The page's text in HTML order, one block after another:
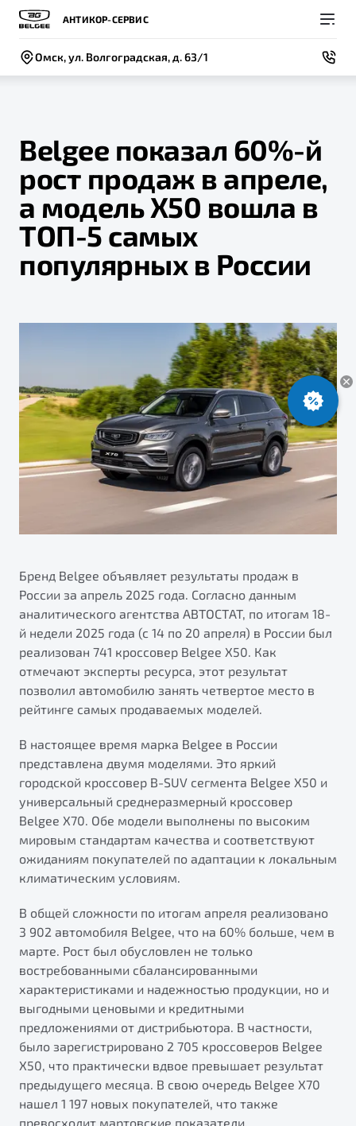
АНТИКОР-СЕРВИС
Омск, ул. Волгоградская, д. 63/1
Модели
Новый
X50+
Яркий кроссовер
от 2 219 990 ₽*
В наличии
S50
Элегантный и практичный седан
Обзор В наличии
X70
Универсальный кроссовер
от 2 499 990 ₽*
Покупателям
ВЫБОР И ПОКУПКА
Автомобили в наличии
Спецпредложения и Акции
Трейд-ин
Страхование
Расчет КАСКО
Узнайте о специальных выгодах при покупке
автомобиля Belgee
Подробно
Автомобили в наличии
Тест-драйв
Автокредит
Спецпредложения
Владельцам
СЕРВИС
Записаться на сервис
Руководство по эксплуатации
Гарантия Belgee
Клиентская поддержка
Помощь на дорогах
Реферальная программа
Будьте еще более уверены на дорогах с программой
"Помощь на дорогах"
Преимущества программы
Запись на сервис
Калькулятор ТО
Клиентская поддержка
О компании
СОБЫТИЯ
Новости
Контакты
Правовая информация
Belgee показал 60%-й
рост продаж в апреле,
а модель X50 вошла в
ТОП-5 самых
популярных в России
Бренд Belgee объявляет результаты продаж в
России за апрель 2025 года. Согласно данным
аналитического агентства АВТОСТАТ, по итогам 18-
й недели 2025 года (с 14 по 20 апреля) в России был
реализован 741 кроссовер Belgee X50. Как
отмечают эксперты ресурса, этот результат
позволил автомобилю занять четвертое место в
рейтинге самых продаваемых моделей.
В настоящее время марка Belgee в России
представлена двумя моделями. Это яркий
городской кроссовер B-SUV сегмента Belgee X50 и
универсальный среднеразмерный кроссовер
Belgee X70. Обе модели выполнены по высоким
мировым стандартам качества и соответствуют
ожиданиям покупателей по адаптации к локальным
климатическим условиям.
В общей сложности по итогам апреля реализовано
3 902 автомобиля Belgee, что на 60% больше, чем в
марте. Рост был обусловлен не только
востребованными сбалансированными
характеристиками и надежностью продукции, но и
выгодными ценовыми и кредитными
предложениями от дистрибьютора. В частности,
было зарегистрировано 2 705 кроссоверов Belgee
X50, что практически вдвое превышает результат
предыдущего месяца. В свою очередь Belgee X70
нашел 1 197 новых покупателей, что также
превосходит мартовские показатели.